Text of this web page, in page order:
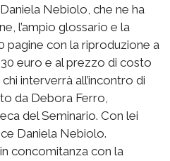
Nebiolo, che ne ha
l’ampio glossario e la
pagine con la riproduzione a
euro e al prezzo di costo
interverrà all’incontro di
da Debora Ferro,
del Seminario. Con lei
Daniela Nebiolo.
concomitanza con la